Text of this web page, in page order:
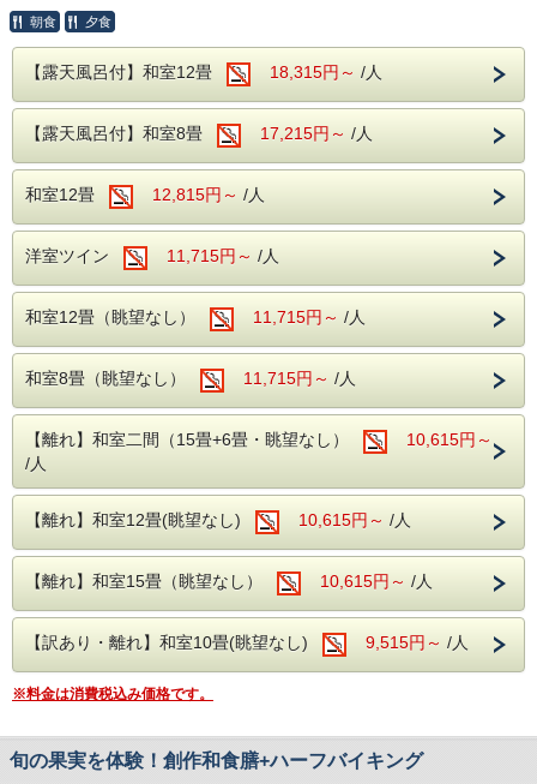
ンジング効果により肌の汚れを落とす美肌の
湯となります。
【お食事】
ご夕食時には創作和食膳＋約20種のハーフバ
イキングメニューをご用意。
創作和食膳は、季節に合った旬の食材を使用
したお料理の数々をお楽しみいただけます。
ハーフバイキングでは、寿司、天ぷら、揚げ
物、焼き物、ご飯、味噌汁、サラダなど様々
な種類をご用意しております。
※客室露天風呂は沸かし湯となります。
ューをご用意。
創作和食膳は、季節に合った旬の食材を使用したお料理の
数々をお楽しみいただけます。
ハーフバイキングでは、寿司、天ぷら、揚げ物、焼き物、ご
飯、味噌汁、サラダなど様々な種類をご用意しております。
ご夕食時はアルコールも含め飲み放題無料!!
み物をご自由にお飲みいただけます。
【館内施設】
・無料予約制カラオケ
・無料予約制卓球
・ゲームコーナー
※客室露天風呂は沸かし湯となります。
題の「FUJIYAMAツインテラス」への往
復ツアーバス割引券が付いたお得なプラ
ンです。
ノーマルシーズン（4・6・7・9月）
大人1,000円→500円、小人500円→250円
大人1,500円→750円、小人750円→370円
往復運行となります。すずらん群生地までは石和温泉より車
で40分となります。（公共交通機関はありませんのでご注
意ください）
割引券はチェックイン時にフロントにてお渡しいたします。
（チェックイン前でもフロントにてお渡しすることは可能で
すので、「宿泊の予約完了メールまたは予約画面」をご提示
ください）
戻しや換金はできません。バス運行状況は公式ホームページ
でご確認ください。券の有効期限は2026年11月30日です。
毎日運行（悪天候により運休する場合がございます。）
ご夕食時には創作和食膳＋約20種のハーフバ
イキングメニューをご用意。
ハーフバイキングでは、山梨の郷土料理のほ
朝食 夕食
【露天風呂付】和室12畳 18,315円～ /人
【露天風呂付】和室8畳 17,215円～ /人
和室12畳 12,815円～ /人
洋室ツイン 11,715円～ /人
和室12畳（眺望なし） 11,715円～ /人
和室8畳（眺望なし） 11,715円～ /人
【離れ】和室二間（15畳+6畳・眺望なし）
10,615円～
/人
【離れ】和室12畳(眺望なし) 10,615円～ /人
【離れ】和室15畳（眺望なし） 10,615円～ /人
【訳あり・離れ】和室10畳(眺望なし) 9,515円～ /人
※料金は消費税込み価格です。
旬の果実を体験！創作和食膳+ハーフバイキング